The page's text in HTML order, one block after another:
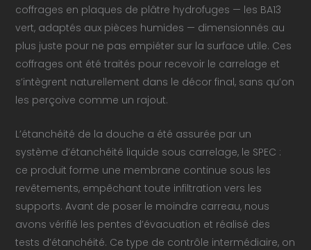
coffrages en plaques de plâtre hydrofuges — les BA13
vert, adaptés aux pièces humides — dimensionnés au
plus juste pour ne pas empiéter sur la surface utile. Ces
coffrages ont été traités pour recevoir le carrelage et
s’intègrent naturellement dans le décor final, sans qu’on
les perçoive comme un rajout.
L’étanchéité de la douche a été assurée par un
système d’étanchéité liquide sous carrelage, le SPEC :
ce produit forme une membrane continue sous les
revêtements, empêchant toute infiltration vers les
supports. Avant de poser le moindre carreau, nous
avons vérifié les pentes d’évacuation et réalisé des
tests d’étanchéité. Ce type de contrôle intermédiaire, on